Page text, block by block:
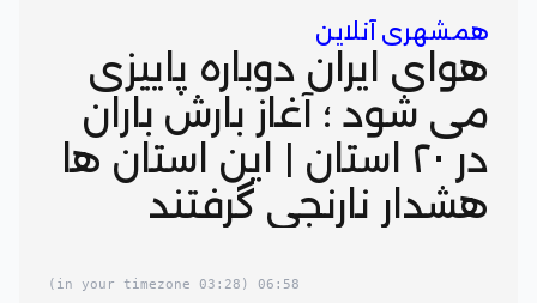
همشهری آنلاین
هوای ایران دوباره پاییزی
می شود ؛ آغاز بارش باران
در ۲۰ استان | این استان ها
هشدار نارنجی گرفتند
06:58
(03:28 in your timezone)